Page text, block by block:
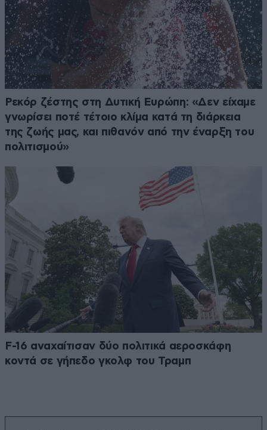
Ρεκόρ ζέστης στη Δυτική Ευρώπη: «Δεν είχαμε
γνωρίσει ποτέ τέτοιο κλίμα κατά τη διάρκεια
της ζωής μας, και πιθανόν από την έναρξη του
πολιτισμού»
F-16 αναχαίτισαν δύο πολιτικά αεροσκάφη
κοντά σε γήπεδο γκολφ του Τραμπ